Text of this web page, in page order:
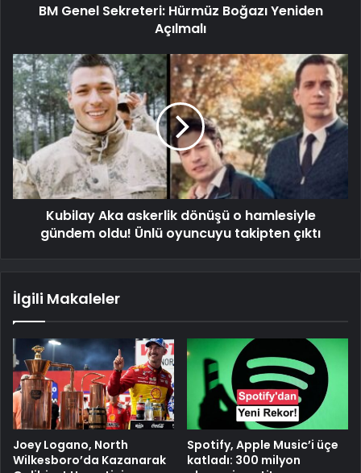
BM Genel Sekreteri: Hürmüz Boğazı Yeniden
Açılmalı
Kubilay Aka askerlik dönüşü o hamlesiyle
gündem oldu! Ünlü oyuncuyu takipten çıktı
İlgili Makaleler
Joey Logano, North
Wilkesboro’da Kazanarak
Spotify, Apple Music’i üçe
katladı: 300 milyon